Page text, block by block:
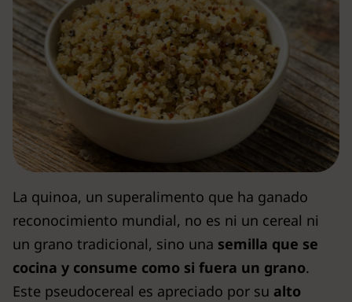
La quinoa, un superalimento que ha ganado
reconocimiento mundial, no es ni un cereal ni
un grano tradicional, sino una semilla que se
cocina y consume como si fuera un grano.
Este pseudocereal es apreciado por su alto